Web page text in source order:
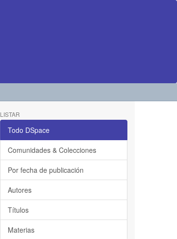
LISTAR
Todo DSpace
Comunidades & Colecciones
Por fecha de publicación
Autores
Títulos
Materias